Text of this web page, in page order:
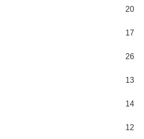
20
17
26
13
14
12